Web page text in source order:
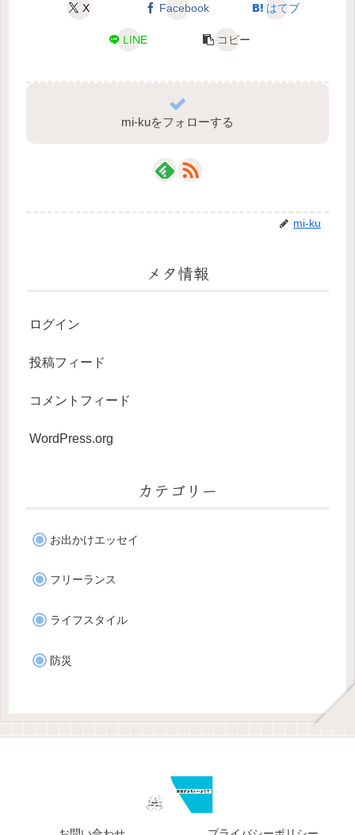
X Facebook はてブ
LINE コピー
mi-kuをフォローする
mi-ku
メタ情報
ログイン
投稿フィード
コメントフィード
WordPress.org
カテゴリー
お出かけエッセイ
フリーランス
ライフスタイル
防災